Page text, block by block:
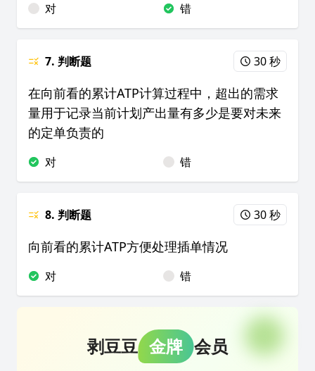
对 错
7. 判断题 30 秒
在向前看的累计ATP计算过程中，超出的需求
量用于记录当前计划产出量有多少是要对未来
的定单负责的
对 错
8. 判断题 30 秒
向前看的累计ATP方便处理插单情况
对 错
剥豆豆 金牌 会员